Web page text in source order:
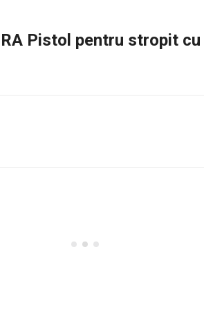
Pistol pentru stropit